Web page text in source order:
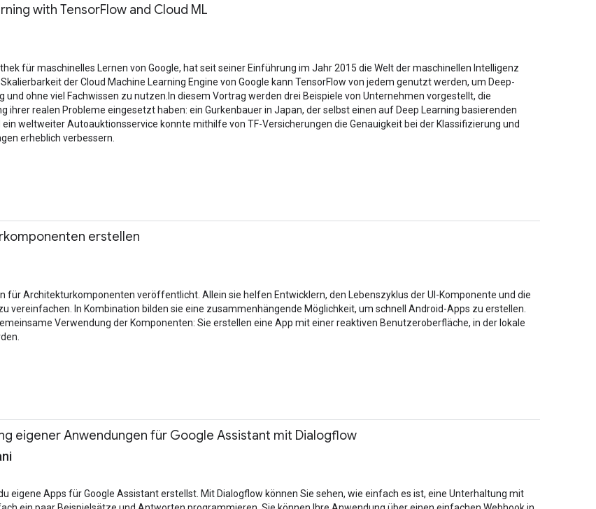
with TensorFlow and Cloud ML
für maschinelles Lernen von Google, hat seit seiner Einführung im Jahr 2015 die Welt der maschinellen Intelligenz
der Cloud Machine Learning Engine von Google kann TensorFlow von jedem genutzt werden, um Deep-
und ohne viel Fachwissen zu nutzen.In diesem Vortrag werden drei Beispiele von Unternehmen vorgestellt, die
ihrer realen Probleme eingesetzt haben: ein Gurkenbauer in Japan, der selbst einen auf Deep Learning basierenden
weltweiter Autoauktionsservice konnte mithilfe von TF-Versicherungen die Genauigkeit bei der Klassifizierung und
erheblich verbessern.
erstellen
für Architekturkomponenten veröffentlicht. Allein sie helfen Entwicklern, den Lebenszyklus der UI-Komponente und die
vereinfachen. In Kombination bilden sie eine zusammenhängende Möglichkeit, um schnell Android-Apps zu erstellen.
Verwendung der Komponenten: Sie erstellen eine App mit einer reaktiven Benutzeroberfläche, in der lokale
eigener Anwendungen für Google Assistant mit Dialogflow
eigene Apps für Google Assistant erstellst. Mit Dialogflow können Sie sehen, wie einfach es ist, eine Unterhaltung mit